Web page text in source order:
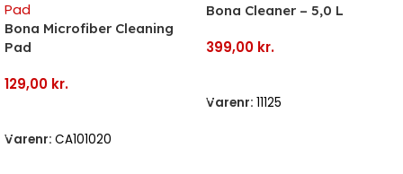
Bona Microfiber Cleaning
Pad
129,00 kr.
Varenr: CA101020
Bona Cleaner – 5,0 L
399,00 kr.
Varenr: 11125